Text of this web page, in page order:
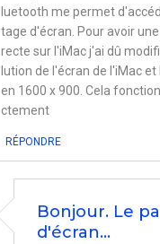
luetooth me permet
tage d'écran. Pour avoir
recte sur l'iMac j'ai dû
lution de l'écran de l'iMac
en 1600 x 900. Cela
ctement
RÉPONDRE
Bonjour. Le
d'écran…